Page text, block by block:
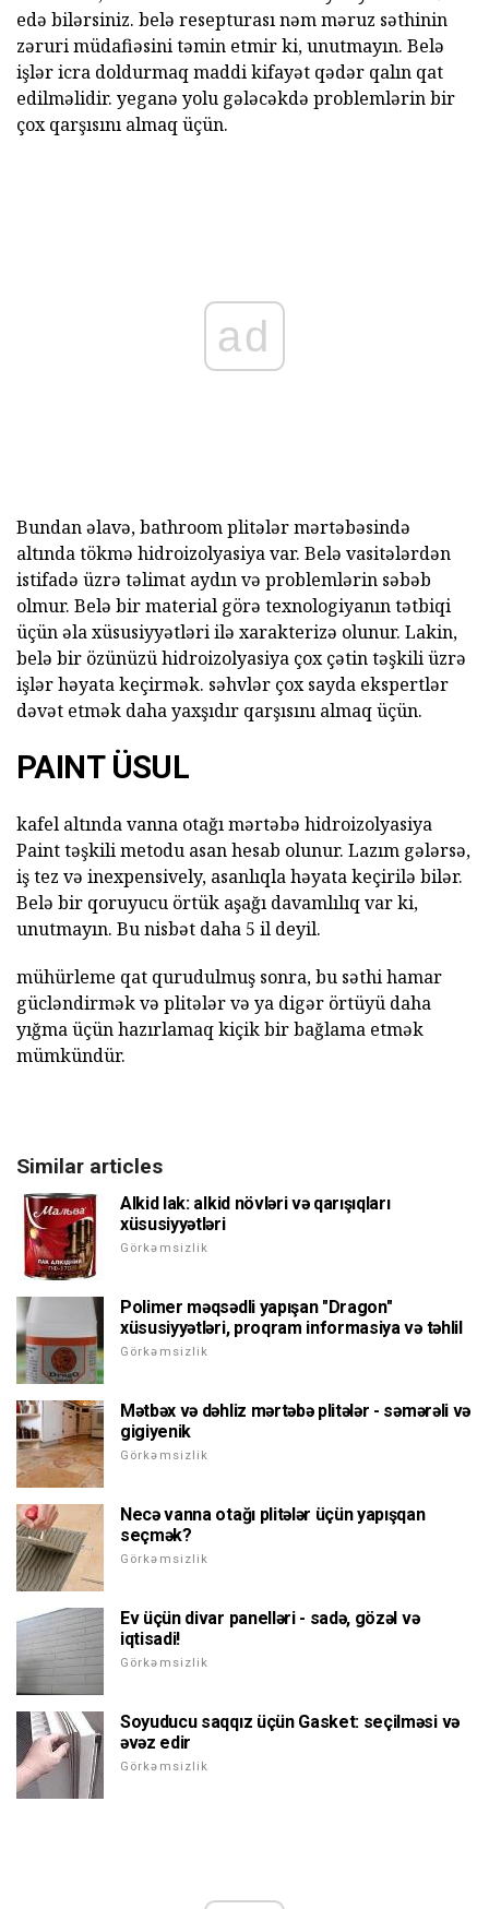
edə bilərsiniz. belə resepturası nəm məruz səthinin
zəruri müdafiəsini təmin etmir ki, unutmayın. Belə
işlər icra doldurmaq maddi kifayət qədər qalın qat
edilməlidir. yeganə yolu gələcəkdə problemlərin bir
çox qarşısını almaq üçün.
ad
Bundan əlavə, bathroom plitələr mərtəbəsində
altında tökmə hidroizolyasiya var. Belə vasitələrdən
istifadə üzrə təlimat aydın və problemlərin səbəb
olmur. Belə bir material görə texnologiyanın tətbiqi
üçün əla xüsusiyyətləri ilə xarakterizə olunur. Lakin,
belə bir özünüzü hidroizolyasiya çox çətin təşkili üzrə
işlər həyata keçirmək. səhvlər çox sayda ekspertlər
dəvət etmək daha yaxşıdır qarşısını almaq üçün.
PAINT ÜSUL
kafel altında vanna otağı mərtəbə hidroizolyasiya
Paint təşkili metodu asan hesab olunur. Lazım gələrsə,
iş tez və inexpensively, asanlıqla həyata keçirilə bilər.
Belə bir qoruyucu örtük aşağı davamlılıq var ki,
unutmayın. Bu nisbət daha 5 il deyil.
mühürleme qat qurudulmuş sonra, bu səthi hamar
gücləndirmək və plitələr və ya digər örtüyü daha
yığma üçün hazırlamaq kiçik bir bağlama etmək
mümkündür.
Similar articles
Alkid lak: alkid növləri və qarışıqları
xüsusiyyətləri
Görkəmsizlik
Polimer məqsədli yapışan "Dragon"
xüsusiyyətləri, proqram informasiya və təhlil
Görkəmsizlik
Mətbəx və dəhliz mərtəbə plitələr - səmərəli və
gigiyenik
Görkəmsizlik
Necə vanna otağı plitələr üçün yapışqan
seçmək?
Görkəmsizlik
Ev üçün divar panelləri - sadə, gözəl və
iqtisadi!
Görkəmsizlik
Soyuducu saqqız üçün Gasket: seçilməsi və
əvəz edir
Görkəmsizlik